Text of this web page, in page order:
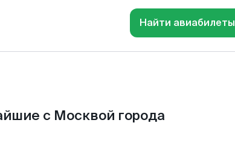
Найти авиабилеты
с Москвой города